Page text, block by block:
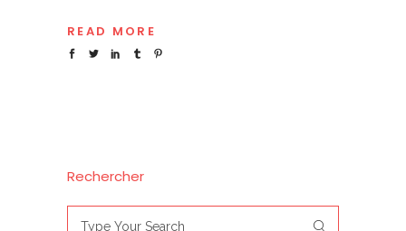
READ MORE
Rechercher